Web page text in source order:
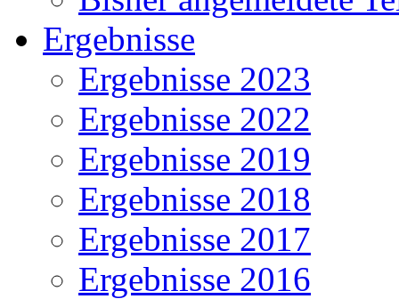
Ergebnisse
Ergebnisse 2023
Ergebnisse 2022
Ergebnisse 2019
Ergebnisse 2018
Ergebnisse 2017
Ergebnisse 2016